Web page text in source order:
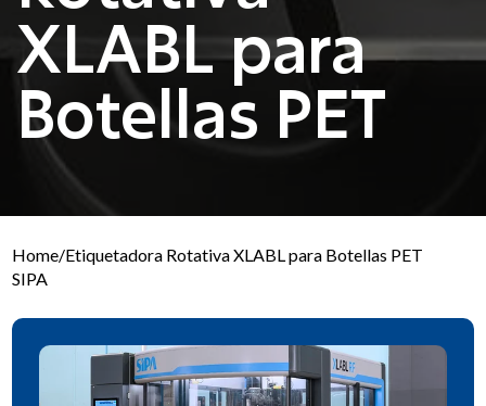
XLABL para
Botellas PET
Home/Etiquetadora Rotativa XLABL para Botellas PET
SIPA